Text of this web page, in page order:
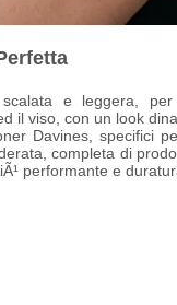
e leggera, per
il viso, con un look
Davines, specifici
completa di
performante e